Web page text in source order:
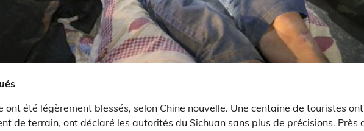
été légèrement blessés, selon Chine nouvelle. Une centaine de touristes ont
de terrain, ont déclaré les autorités du Sichuan sans plus de précisions. Près